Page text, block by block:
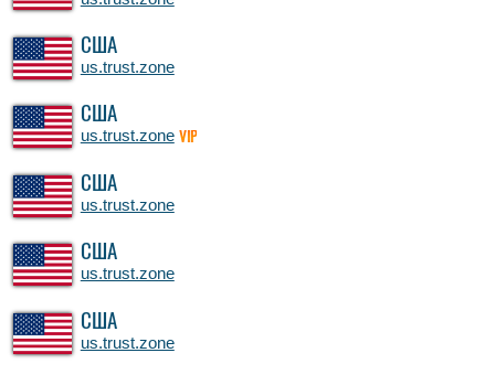
США
us.trust.zone
США
us.trust.zone VIP
США
us.trust.zone
США
us.trust.zone
США
us.trust.zone